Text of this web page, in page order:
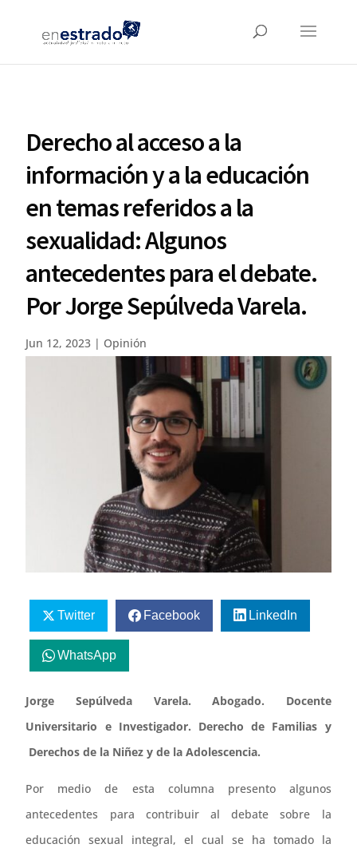
Derecho al acceso a la
información y a la educación
en temas referidos a la
sexualidad: Algunos
antecedentes para el debate.
Por Jorge Sepúlveda Varela.
Jun 12, 2023 | Opinión
Twitter Facebook LinkedIn
WhatsApp
Jorge Sepúlveda Varela. Abogado. Docente
Universitario e Investigador. Derecho de Familias y
Derechos de la Niñez y de la Adolescencia.
Por medio de esta columna presento algunos
antecedentes para contribuir al debate sobre la
educación sexual integral, el cual se ha tomado la